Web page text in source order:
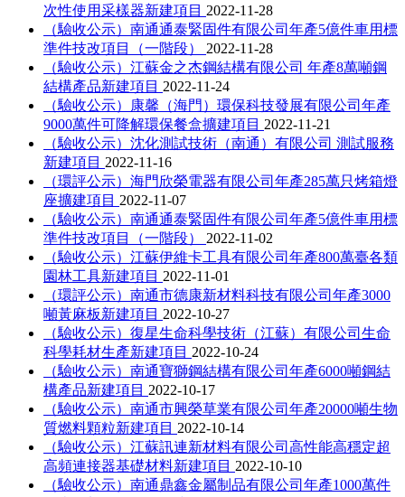
次性使用采樣器新建項目 2022-11-28
（驗收公示）南通通泰緊固件有限公司年產5億件車用標
準件技改項目（一階段） 2022-11-28
（驗收公示）江蘇金之杰鋼結構有限公司 年產8萬噸鋼
結構產品新建項目 2022-11-24
（驗收公示）康馨（海門）環保科技發展有限公司年產
9000萬件可降解環保餐盒擴建項目 2022-11-21
（驗收公示）沈化測試技術（南通）有限公司 測試服務
新建項目 2022-11-16
（環評公示）海門欣榮電器有限公司年產285萬只烤箱燈
座擴建項目 2022-11-07
（驗收公示）南通通泰緊固件有限公司年產5億件車用標
準件技改項目（一階段） 2022-11-02
（驗收公示）江蘇伊維卡工具有限公司年產800萬臺各類
園林工具新建項目 2022-11-01
（環評公示）南通市德康新材料科技有限公司年產3000
噸黃麻板新建項目 2022-10-27
（驗收公示）復星生命科學技術（江蘇）有限公司生命
科學耗材生產新建項目 2022-10-24
（驗收公示）南通寶獅鋼結構有限公司年產6000噸鋼結
構產品新建項目 2022-10-17
（驗收公示）南通市興榮草業有限公司年產20000噸生物
質燃料顆粒新建項目 2022-10-14
（驗收公示）江蘇訊連新材料有限公司高性能高穩定超
高頻連接器基礎材料新建項目 2022-10-10
（驗收公示）南通鼎鑫金屬制品有限公司年產1000萬件